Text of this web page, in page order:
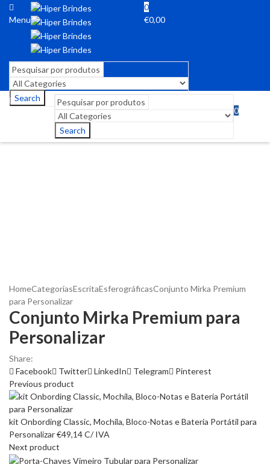
Menu
0
€0,00
Search
Search
0
HomeCategoriasEscritaEsferográficasConjunto Mirka Premium
para Personalizar
Conjunto Mirka Premium para
Personalizar
Share:
Facebook
Twitter LinkedIn Telegram
Pinterest
Previous product
kit Onbording Classic, Mochila, Bloco-Notas e Bateria Portátil para
Personalizar€49,14C/ IVA
Next product